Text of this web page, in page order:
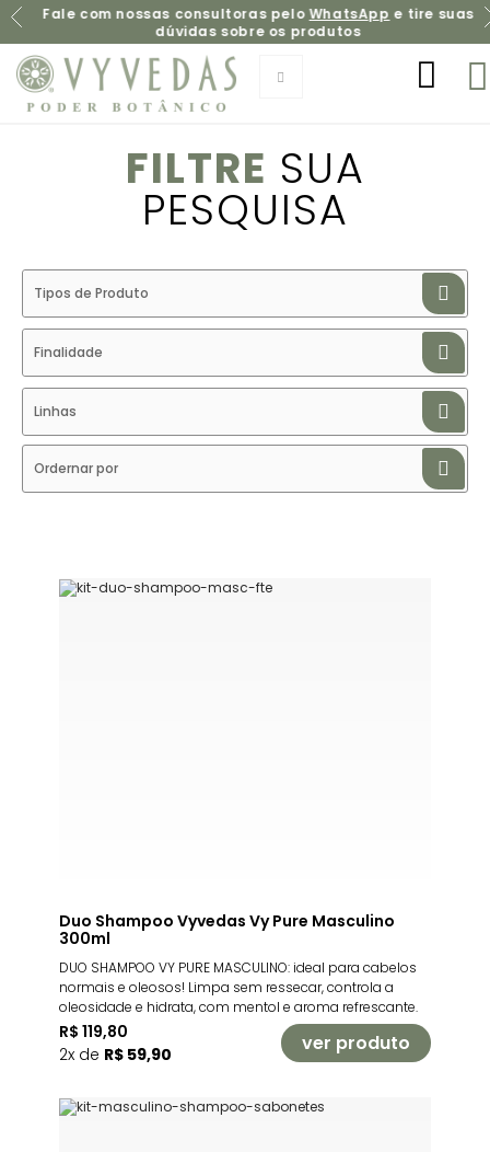
Fale com nossas consultoras peloWhatsAppe tire suas
dúvidas sobre os produtos
FILTRE SUA
PESQUISA
Tipos de Produto
Finalidade
Linhas
Ordernar por
Duo Shampoo Vyvedas Vy Pure Masculino
300ml
DUO SHAMPOO VY PURE MASCULINO: ideal para cabelos
normais e oleosos! Limpa sem ressecar, controla a
oleosidade e hidrata, com mentol e aroma refrescante.
R$ 119,80
2x de R$ 59,90 ver produto